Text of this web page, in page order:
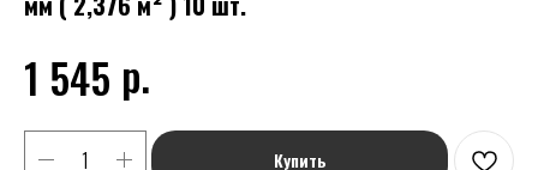
1 545 р.
Купить